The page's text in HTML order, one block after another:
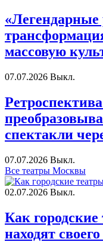
массовую
07.07.2026 Выкл.
спектакли
07.07.2026 Выкл.
Все театры Москвы
02.07.2026 Выкл.
Как
находят